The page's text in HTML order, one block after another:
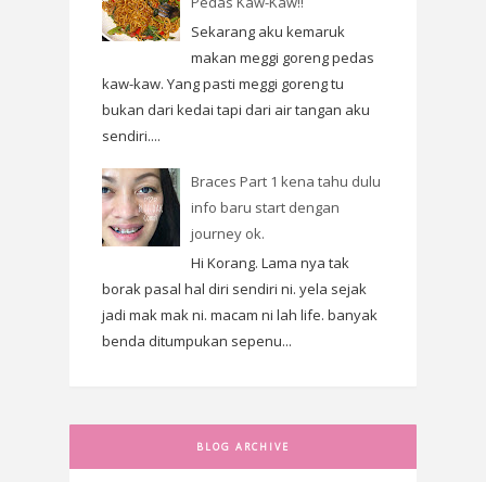
Sekarang aku kemaruk
makan meggi goreng pedas
kaw-kaw. Yang pasti meggi goreng tu
bukan dari kedai tapi dari air tangan aku
sendiri....
Braces Part 1 kena tahu dulu
info baru start dengan
journey ok.
Hi Korang. Lama nya tak
borak pasal hal diri sendiri ni. yela sejak
jadi mak mak ni. macam ni lah life. banyak
benda ditumpukan sepenu...
BLOG ARCHIVE